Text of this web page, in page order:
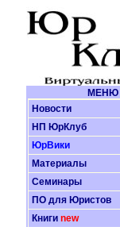
МЕНЮ
Новости
НП ЮрКлуб
ЮрВики
Материалы
Семинары
ПО для Юристов
Книги new